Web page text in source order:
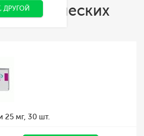
ДРУГОЙ
25 мг, 30 шт.